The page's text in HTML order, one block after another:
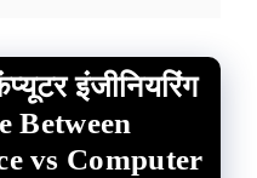
इंजीनियरिंग
Between
vs Computer